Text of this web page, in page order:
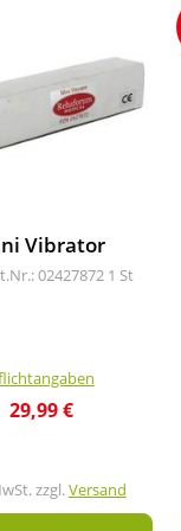
Vibrator
02427872 1 St
29,99 €
zzgl.Versand